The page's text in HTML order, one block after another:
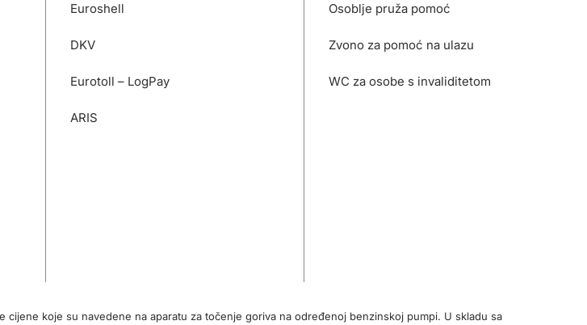
Euroshell
DKV
Eurotoll – LogPay
ARIS
Osoblje pruža pomoć
Zvono za pomoć na ulazu
WC za osobe s invaliditetom
koje su navedene na aparatu za točenje goriva na određenoj benzinskoj pumpi. U skladu sa